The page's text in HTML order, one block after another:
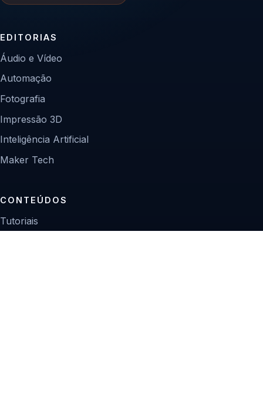
EDITORIAS
Áudio e Vídeo
Automação
Fotografia
Impressão 3D
Inteligência Artificial
Maker Tech
CONTEÚDOS
Tutoriais